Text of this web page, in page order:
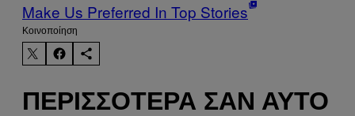
Make Us Preferred In Top Stories
Kοινοποίηση
ΠΕΡΙΣΣΌΤΕΡΑ ΣΑΝ ΑΥΤΌ